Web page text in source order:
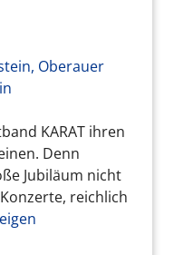
Oberauer
KARAT ihren
Denn
Jubiläum nicht
reichlich